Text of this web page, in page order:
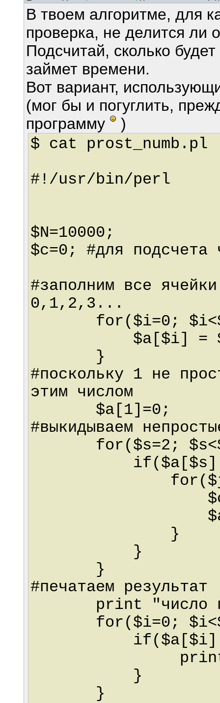
В твоем алгоритме, для
проверка, не делится ли
Подсчитай, сколько
займет времени.
Вот вариант,
(мог бы и погуглить,
программу
)
$ cat
#!/
$N=10000;
$c=0; #для подсчета
#заполним все
0,1,2,3...
for($i=0;
$a[$i] =
}
#поскольку 1 не
этим числом
$a[1]=0;
#выкидываем
for($s=2;
for($j=$s*2;
}
}
}
#печатаем результат
print "число
for($i=0;
}
}